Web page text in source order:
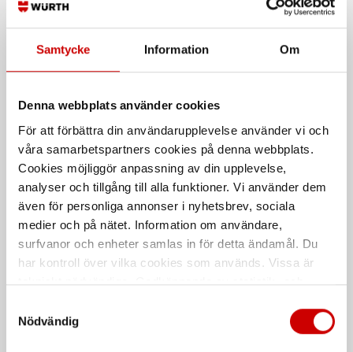
Samtycke Information Om
Denna webbplats använder cookies
För att förbättra din användarupplevelse använder vi och
våra samarbetspartners cookies på denna webbplats.
Cookies möjliggör anpassning av din upplevelse,
analyser och tillgång till alla funktioner. Vi använder dem
även för personliga annonser i nyhetsbrev, sociala
medier och på nätet. Information om användare,
surfvanor och enheter samlas in för detta ändamål. Du
har kontroll över vilka cookies som används. Vissa är
tekniskt nödvändiga. Godkännande av statistik- och
länder utanför EU med olika dataskyddsnormer. Genom
att godkänna samtycker du till sådana överföringar. Läs
Nödvändig
Universal demontering
Bussning, lager och
länkarmsverktyg
Hjullagerverktyg
Universalsats för hjullager 38 delar